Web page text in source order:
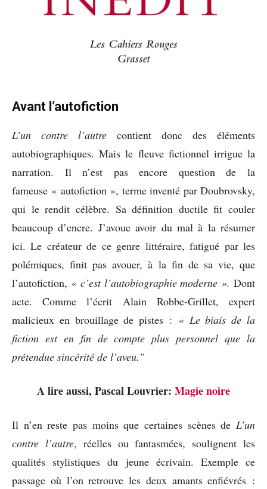
Avant l’autofiction
L’un contre l’autre contient donc des éléments
autobiographiques. Mais le fleuve fictionnel irrigue la
narration. Il n’est pas encore question de la
fameuse « autofiction », terme inventé par Doubrovsky,
qui le rendit célèbre. Sa définition ductile fit couler
beaucoup d’encre. J’avoue avoir du mal à la résumer
ici. Le créateur de ce genre littéraire, fatigué par les
polémiques, finit pas avouer, à la fin de sa vie, que
l’autofiction, « c’est l’autobiographie moderne ». Dont
acte. Comme l’écrit Alain Robbe-Grillet, expert
malicieux en brouillage de pistes : « Le biais de la
fiction est en fin de compte plus personnel que la
prétendue sincérité de l’aveu.”
A lire aussi, Pascal Louvrier: Magie noire
Il n’en reste pas moins que certaines scènes de L’un
contre l’autre, réelles ou fantasmées, soulignent les
qualités stylistiques du jeune écrivain. Exemple ce
passage où l’on retrouve les deux amants enfiévrés :